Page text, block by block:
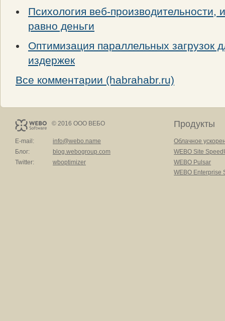
Психология веб-производительности,
равно деньги
Оптимизация параллельных загрузок
издержек
Все комментарии (habrahabr.ru)
© 2016 ООО ВЕБО
E-mail:
info@webo.name
Блог:
blog.webogroup.com
Twitter:
wboptimizer
Продукты
Облачное
WEBO Site
WEBO Pulsar
WEBO Enterprise